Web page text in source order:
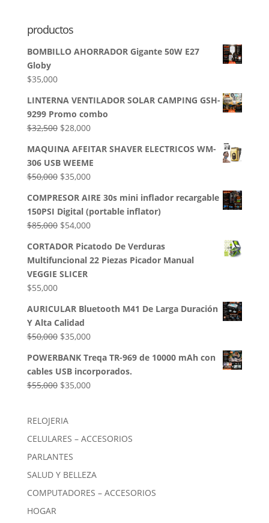
productos
BOMBILLO AHORRADOR Gigante 50W E27
Globy
$35,000
LINTERNA VENTILADOR SOLAR CAMPING GSH-
9299 Promo combo
$32,500 El
original
era:
$32,500.
$28,000El
actual
es:
$28,000.
MAQUINA AFEITAR SHAVER ELECTRICOS WM-
306 USB WEEME
$50,000 El
original
era:
$50,000.
$35,000El
actual
es:
$35,000.
COMPRESOR AIRE 30s mini inflador recargable
150PSI Digital (portable inflator)
$85,000 El
original
era:
$85,000.
$54,000El
actual
es:
CORTADOR Picatodo De Verduras
Multifuncional 22 Piezas Picador Manual
VEGGIE SLICER
$55,000
AURICULAR Bluetooth M41 De Larga Duración
Y Alta Calidad
$50,000 El
original
era:
$50,000.
$35,000El
actual
es:
$35,000.
POWERBANK Treqa TR-969 de 10000 mAh con
cables USB incorporados.
$55,000 El
era:
$55,000.
$35,000El
$35,000.
RELOJERIA
CELULARES – ACCESORIOS
PARLANTES
SALUD Y BELLEZA
COMPUTADORES – ACCESORIOS
HOGAR